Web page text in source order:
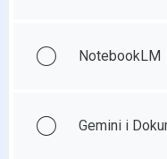
NotebookLM
Gemini i